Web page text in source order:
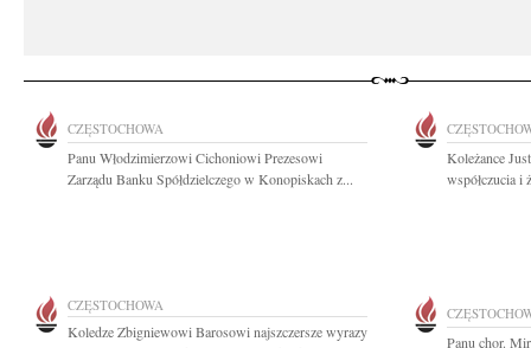
CZĘSTOCHOWA
Panu Włodzimierzowi Cichoniowi Prezesowi
Zarządu Banku Spółdzielczego w Konopiskach z...
Koleżance
współczucia i
CZĘSTOCHOWA
Koledze Zbigniewowi Barosowi najszczersze wyrazy
Panu chor.